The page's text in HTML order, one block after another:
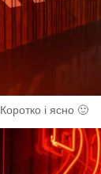
Коротко і ясно 🙂